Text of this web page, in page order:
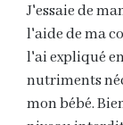
J'essaie de
l'aide de ma
l'ai expliqué
nutriments
mon bébé.